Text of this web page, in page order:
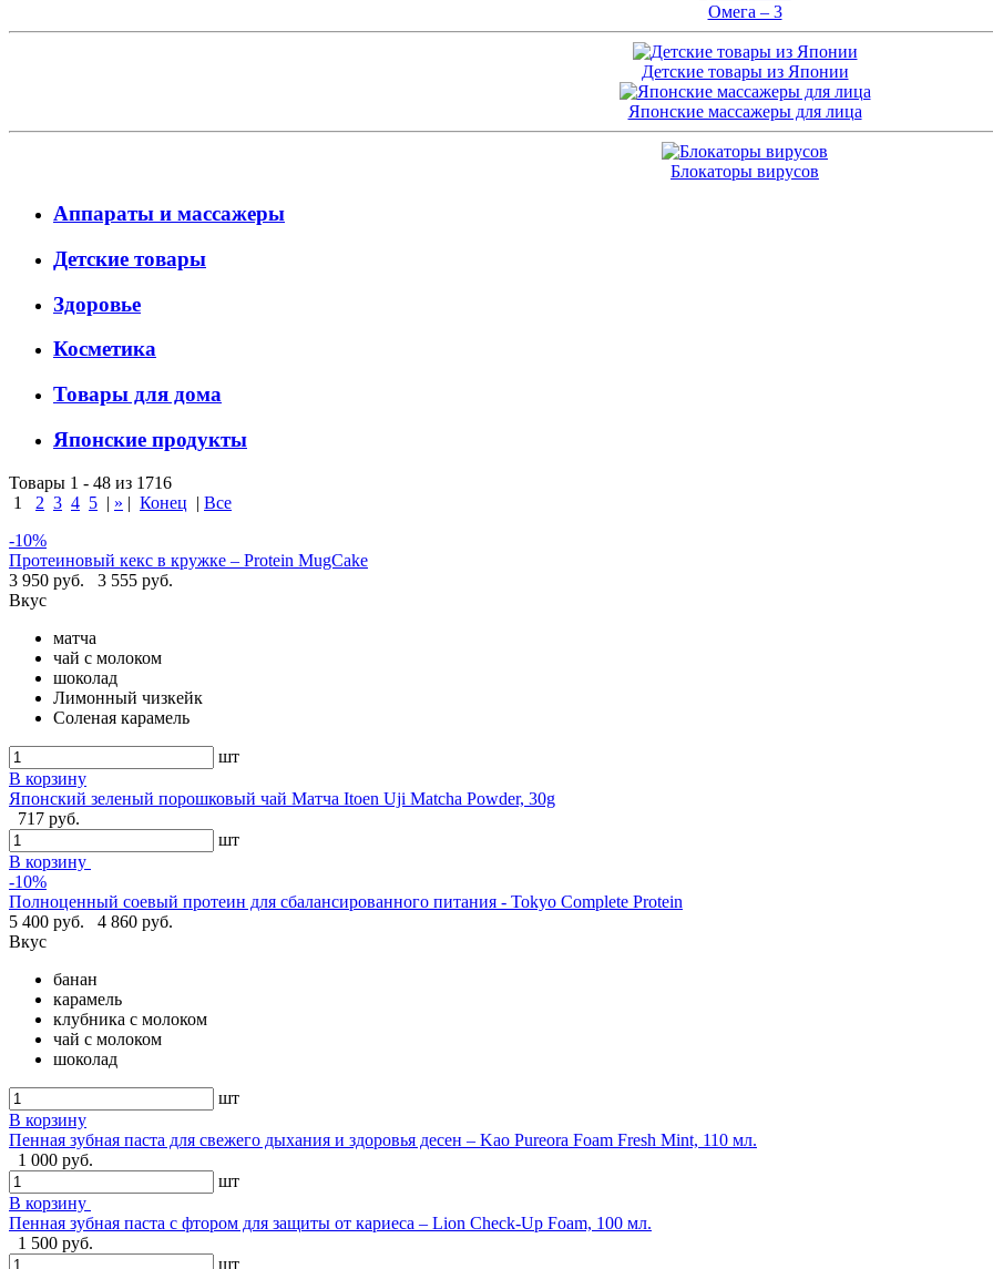
Омега – 3
Детские товары из Японии
Японские массажеры для лица
Блокаторы вирусов
Аппараты и массажеры
Детские товары
Здоровье
Косметика
Товары для дома
Японские продукты
Товары 1 - 48 из 1716
1
2 3 4 5 | » | Конец | Все
-10%
Протеиновый кекс в кружке – Protein MugCake
3 950 руб.
3 555 руб.
Вкус
матча
чай с молоком
шоколад
Лимонный чизкейк
Соленая карамель
шт
В корзину
Японский зеленый порошковый чай Матча Itoen Uji Matcha Powder, 30g
717 руб.
шт
В корзину
-10%
Полноценный соевый протеин для сбалансированного питания - Tokyo Complete Protein
5 400 руб.
4 860 руб.
Вкус
банан
карамель
клубника с молоком
чай с молоком
шоколад
шт
В корзину
Пенная зубная паста для свежего дыхания и здоровья десен – Kao Pureora Foam Fresh Mint, 110 мл.
1 000 руб.
шт
В корзину
Пенная зубная паста с фтором для защиты от кариеса – Lion Check-Up Foam, 100 мл.
1 500 руб.
шт